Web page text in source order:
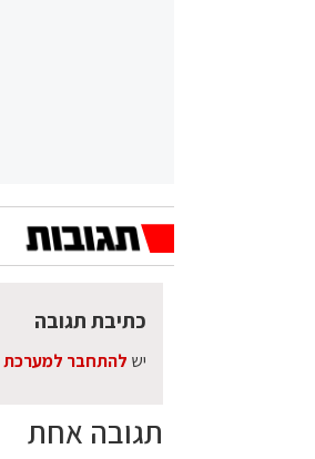
תגובה אחת
כתיבת תגובה
יש להתחבר למערכת